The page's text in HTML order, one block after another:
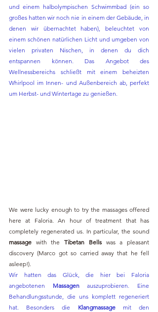
und einem halbolympischen Schwimmbad (ein so
großes hatten wir noch nie in einem der Gebäude, in
denen wir übernachtet haben), beleuchtet von
einem schönen natürlichen Licht und umgeben von
vielen privaten Nischen, in denen du dich
entspannen können. Das Angebot des
Wellnessbereichs schließt mit einem beheizten
Whirlpool im Innen- und Außenbereich ab, perfekt
um Herbst- und Wintertage zu genießen.
We were lucky enough to try the massages offered
here at Faloria. An hour of treatment that has
massage with the Tibetan Bells was a pleasant
discovery (Marco got so carried away that he fell
asleep!).
Wir hatten das Glück, die hier bei Faloria
angebotenen Massagen auszuprobieren. Eine
Behandlungsstunde, die uns komplett regeneriert
hat. Besonders die Klangmassage mit den